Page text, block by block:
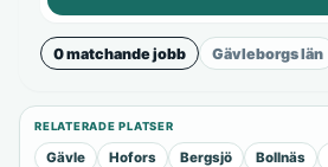
0 matchande jobb Gävleborgs län
RELATERADE PLATSER
Gävle Hofors Bergsjö Bollnäs